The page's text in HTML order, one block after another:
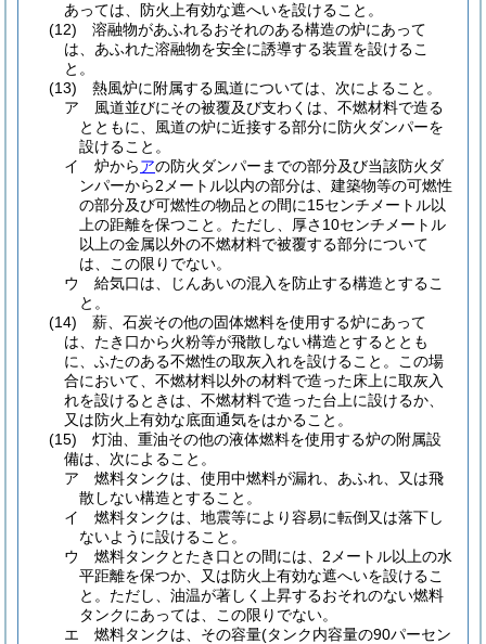
あっては、防火上有効な遮へいを設けること。
(12)
溶融物があふれるおそれのある構造の炉にあって
は、あふれた溶融物を安全に誘導する装置を設けるこ
と。
(13)
熱風炉に附属する風道については、次によること。
ア
風道並びにその被覆及び支わくは、不燃材料で造る
とともに、風道の炉に近接する部分に防火ダンパーを
設けること。
イ
炉からアの防火ダンパーまでの部分及び当該防火ダ
ンパーから2メートル以内の部分は、建築物等の可燃性
の部分及び可燃性の物品との間に15センチメートル以
上の距離を保つこと。 ただし、厚さ10センチメートル
以上の金属以外の不燃材料で被覆する部分について
は、この限りでない。
ウ
給気口は、じんあいの混入を防止する構造とするこ
と。
(14)
薪、石炭その他の固体燃料を使用する炉にあって
は、たき口から火粉等が飛散しない構造とするととも
に、ふたのある不燃性の取灰入れを設けること。
この場
合において、不燃材料以外の材料で造った床上に取灰入
れを設けるときは、不燃材料で造った台上に設けるか、
又は防火上有効な底面通気をはかること。
(15)
灯油、重油その他の液体燃料を使用する炉の附属設
備は、次によること。
ア
燃料タンクは、使用中燃料が漏れ、あふれ、又は飛
散しない構造とすること。
イ
燃料タンクは、地震等により容易に転倒又は落下し
ないように設けること。
ウ
燃料タンクとたき口との間には、2メートル以上の水
平距離を保つか、又は防火上有効な遮へいを設けるこ
と。 ただし、油温が著しく上昇するおそれのない燃料
タンクにあっては、この限りでない。
エ
燃料タンクは、その容量(タンク内容量の90パーセン